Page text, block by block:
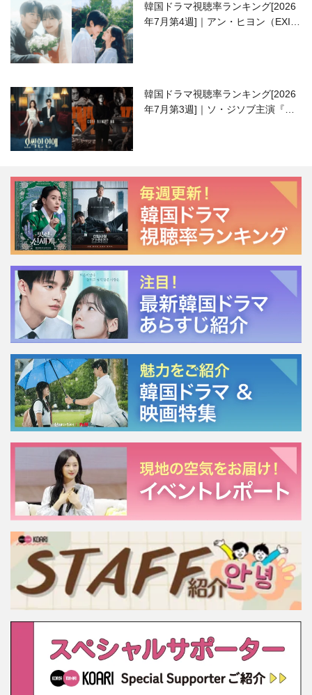
韓国ドラマ視聴率ランキング[2026
年7月第4週]｜アン・ヒヨン（EXID
韓国ドラマ視聴率ランキング[2026
年7月第3週]｜ソ・ジソブ主演『エ